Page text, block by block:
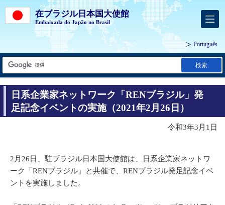
在ブラジル日本国大使館
Embaixada do Japão no Brasil
Português
検索
日系企業家ネットワーク「RENブラジル」発
足記念イベントの実施（2021年2月26日）
令和3年3月1日
2月26日、駐ブラジル日本国大使館は、日系企業家ネットワ
ーク「RENブラジル」と共催で、RENブラジル発足記念イベ
ントを実施しました。